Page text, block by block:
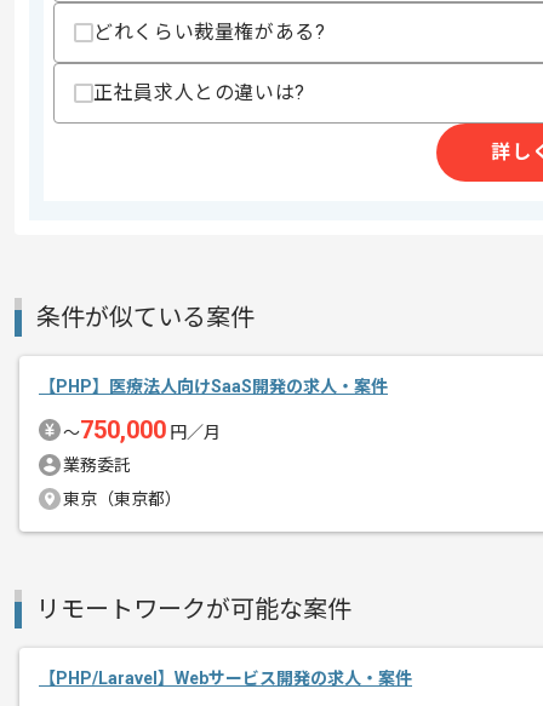
140時間〜180時間
その他募集要項
募集人数
エージェントからのコ
多角的経営により、今後さらなる事業
リモート社会への転換においても積極
どれくらい裁量権がある?
正社員求人との違いは?
詳し
条件が似ている案件
【PHP】医療法人向けSaaS開発の求人・案件
〜750,000 円／月
業務委託
東京（東京都）
リモートワークが可能な案件
【PHP/Laravel】Webサービス開発の求人・案件